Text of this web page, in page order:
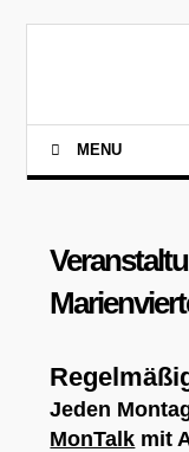
MENU
Jeden
MonTalk mit